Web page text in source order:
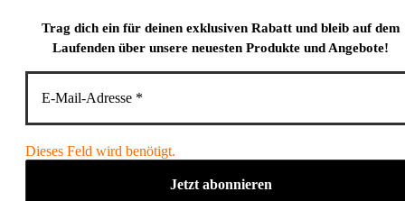
Trag dich ein für deinen exklusiven Rabatt und bleib auf dem
Laufenden über unsere neuesten Produkte und Angebote!
Dieses Feld wird benötigt.